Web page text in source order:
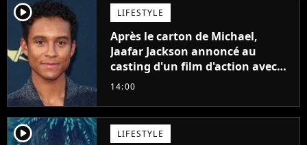
player2 LIFESTYLE
Après le carton de Michael,
Jaafar Jackson annoncé au
casting d'un film d'action avec
Will Smith
14:00
player2 LIFESTYLE